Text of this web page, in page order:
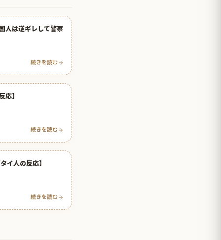
人は逆ギレして警察
続きを読む
】
続きを読む
イ人の反応】
続きを読む